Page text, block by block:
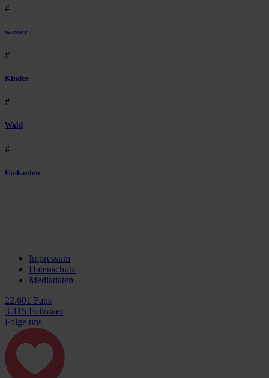
#
wasser
#
Kinder
#
Wald
#
Einkaufen
Impressum
Datenschutz
Mediadaten
22.601 Fans
3.415 Follower
Folge uns